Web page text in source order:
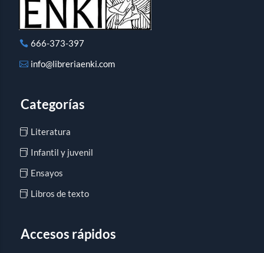
666-373-397
info@libreriaenki.com
Categorías
Literatura
Infantil y juvenil
Ensayos
Libros de texto
Accesos rápidos